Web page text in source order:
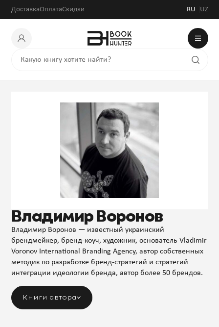
ДоставкаОплатаСкидки RU UZ
Владимир Воронов
Владимир Воронов — известный украинский
брендмейкер, бренд-коуч, художник, основатель Vladimir
Voronov International Branding Agency, автор собственных
методик по разработке бренд-стратегий и стратегий
интеграции идеологии бренда, автор более 50 брендов.
Книги автора